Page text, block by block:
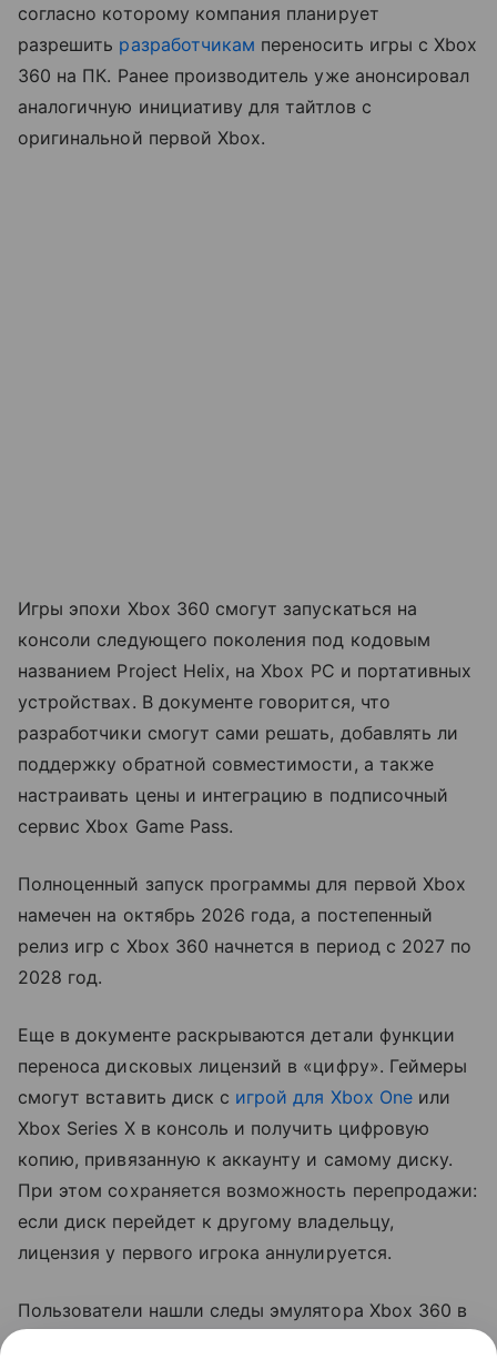
согласно которому компания планирует
разрешить разработчикам переносить игры с Xbox
360 на ПК. Ранее производитель уже анонсировал
аналогичную инициативу для тайтлов с
оригинальной первой Xbox.
Игры эпохи Xbox 360 смогут запускаться на
консоли следующего поколения под кодовым
названием Project Helix, на Xbox PC и портативных
устройствах. В документе говорится, что
разработчики смогут сами решать, добавлять ли
поддержку обратной совместимости, а также
настраивать цены и интеграцию в подписочный
сервис Xbox Game Pass.
Полноценный запуск программы для первой Xbox
намечен на октябрь 2026 года, а постепенный
релиз игр с Xbox 360 начнется в период с 2027 по
2028 год.
Еще в документе раскрываются детали функции
переноса дисковых лицензий в «цифру». Геймеры
смогут вставить диск с игрой для Xbox Oneили
Xbox Series X в консоль и получить цифровую
копию, привязанную к аккаунту и самому диску.
При этом сохраняется возможность перепродажи:
если диск перейдет к другому владельцу,
лицензия у первого игрока аннулируется.
Пользователи нашли следы эмулятора Xbox 360 в